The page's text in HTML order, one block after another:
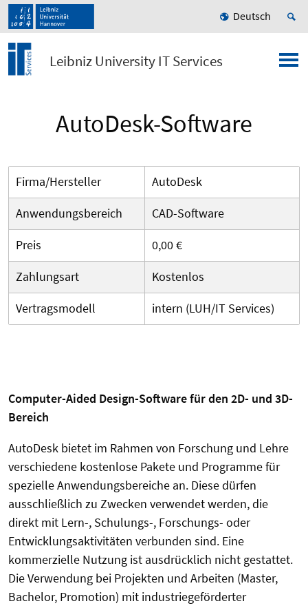
Deutsch
Leibniz University IT Services
AutoDesk-Software
Firma/Hersteller
AutoDesk
Anwendungsbereich
CAD-Software
Preis
0,00 €
Zahlungsart
Kostenlos
Vertragsmodell
intern (LUH/IT Services)
Computer-Aided Design-Software für den 2D- und 3D-
Bereich
AutoDesk bietet im Rahmen von Forschung und Lehre
verschiedene kostenlose Pakete und Programme für
spezielle Anwendungsbereiche an. Diese dürfen
ausschließlich zu Zwecken verwendet werden, die
direkt mit Lern-, Schulungs-, Forschungs- oder
Entwicklungsaktivitäten verbunden sind. Eine
kommerzielle Nutzung ist ausdrücklich nicht gestattet.
Die Verwendung bei Projekten und Arbeiten (Master,
Bachelor, Promotion) mit industriegeförderter